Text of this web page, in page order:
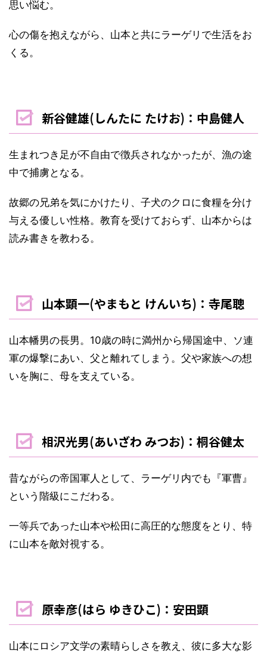
思い悩む。
心の傷を抱えながら、山本と共にラーゲリで生活をお
くる。
新谷健雄(しんたに たけお)：中島健人
生まれつき足が不自由で徴兵されなかったが、漁の途
中で捕虜となる。
故郷の兄弟を気にかけたり、子犬のクロに食糧を分け
与える優しい性格。教育を受けておらず、山本からは
読み書きを教わる。
山本顕一(やまもと けんいち)：寺尾聰
山本幡男の長男。10歳の時に満州から帰国途中、ソ連
軍の爆撃にあい、父と離れてしまう。父や家族への想
いを胸に、母を支えている。
相沢光男(あいざわ みつお)：桐谷健太
昔ながらの帝国軍人として、ラーゲリ内でも『軍曹』
という階級にこだわる。
一等兵であった山本や松田に高圧的な態度をとり、特
に山本を敵対視する。
原幸彦(はら ゆきひこ)：安田顕
山本にロシア文学の素晴らしさを教え、彼に多大な影